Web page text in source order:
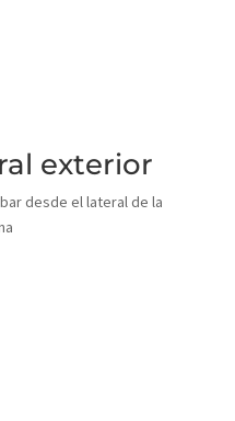
exterior
desde el lateral de la